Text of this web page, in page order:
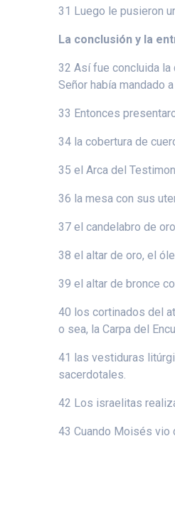
31 Luego le pusieron
La conclusión y la
32 Así fue concluida la
Señor había mandado
33 Entonces
34 la cobertura de
35 el Arca del
36 la mesa con sus
37 el candelabro de
38 el altar de oro, el
39 el altar de bronce
40 los cortinados del
o sea, la Carpa del
41 las vestiduras
sacerdotales.
42 Los israelitas
43 Cuando Moisés vio